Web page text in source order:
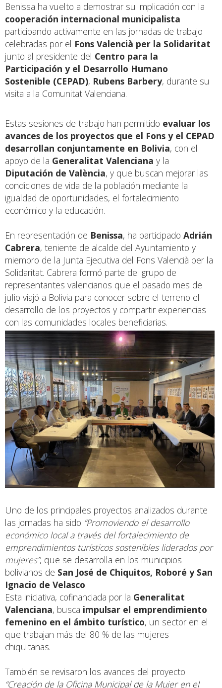
Benissa ha vuelto a demostrar su implicación con la
cooperación internacional municipalista
participando activamente en las jornadas de trabajo
celebradas por el Fons Valencià per la Solidaritat
junto al presidente del Centro para la
Participación y el Desarrollo Humano
Sostenible (CEPAD), Rubens Barbery, durante su
visita a la Comunitat Valenciana.
Estas sesiones de trabajo han permitido evaluar los
avances de los proyectos que el Fons y el CEPAD
desarrollan conjuntamente en Bolivia, con el
apoyo de la Generalitat Valenciana y la
Diputación de València, y que buscan mejorar las
condiciones de vida de la población mediante la
igualdad de oportunidades, el fortalecimiento
económico y la educación.
En representación de Benissa, ha participado Adrián
Cabrera, teniente de alcalde del Ayuntamiento y
miembro de la Junta Ejecutiva del Fons Valencià per la
Solidaritat. Cabrera formó parte del grupo de
representantes valencianos que el pasado mes de
julio viajó a Bolivia para conocer sobre el terreno el
desarrollo de los proyectos y compartir experiencias
con las comunidades locales beneficiarias.
Uno de los principales proyectos analizados durante
las jornadas ha sido “Promoviendo el desarrollo
económico local a través del fortalecimiento de
emprendimientos turísticos sostenibles liderados por
mujeres”, que se desarrolla en los municipios
bolivianos de San José de Chiquitos, Roboré y San
Ignacio de Velasco.
Esta iniciativa, cofinanciada por la Generalitat
Valenciana, busca impulsar el emprendimiento
femenino en el ámbito turístico, un sector en el
que trabajan más del 80 % de las mujeres
chiquitanas.
También se revisaron los avances del proyecto
“Creación de la Oficina Municipal de la Mujer en el